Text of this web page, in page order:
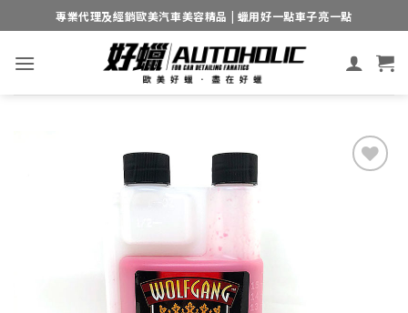
to
content
專業代理及經銷歐美汽車美容精品 | 蠟用好一點車子亮一點